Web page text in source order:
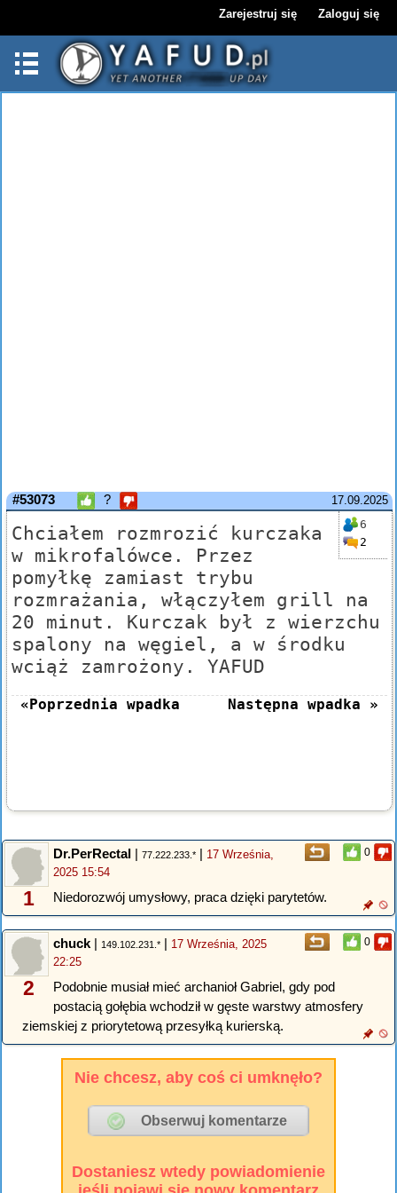
Zarejestruj się Zaloguj się
17.09.2025
#53073 ?
6
2
Chciałem rozmrozić kurczaka
w mikrofalówce. Przez
pomyłkę zamiast trybu
rozmrażania, włączyłem grill na
20 minut. Kurczak był z wierzchu
spalony na węgiel, a w środku
wciąż zamrożony. YAFUD
«Poprzednia wpadka Następna wpadka »
0
1
Dr.PerRectal | 77.222.233.* | 17 Września,
2025 15:54
Niedorozwój umysłowy, praca dzięki parytetów.
0
2
chuck | 149.102.231.* | 17 Września, 2025
22:25
Podobnie musiał mieć archanioł Gabriel, gdy pod
postacią gołębia wchodził w gęste warstwy atmosfery
ziemskiej z priorytetową przesyłką kurierską.
Nie chcesz, aby coś ci umknęło?
Dostaniesz wtedy powiadomienie